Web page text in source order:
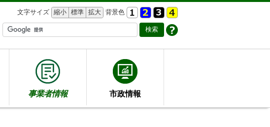
文字サイズ 縮小 標準 拡大 背景色
事業者情報 市政情報